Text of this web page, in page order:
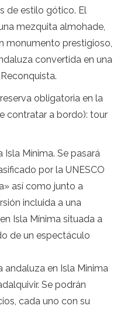
de estilo gótico. El
mezquita almohade,
monumento prestigioso,
convertida en una
obligatoria en la
contratar a bordo): tour
Isla Mínima. Se pasará
por la UNESCO
así como junto a
incluida a una
Isla Mínima situada a
de un espectáculo
andaluza en Isla Minima
Se podrán
cada uno con su